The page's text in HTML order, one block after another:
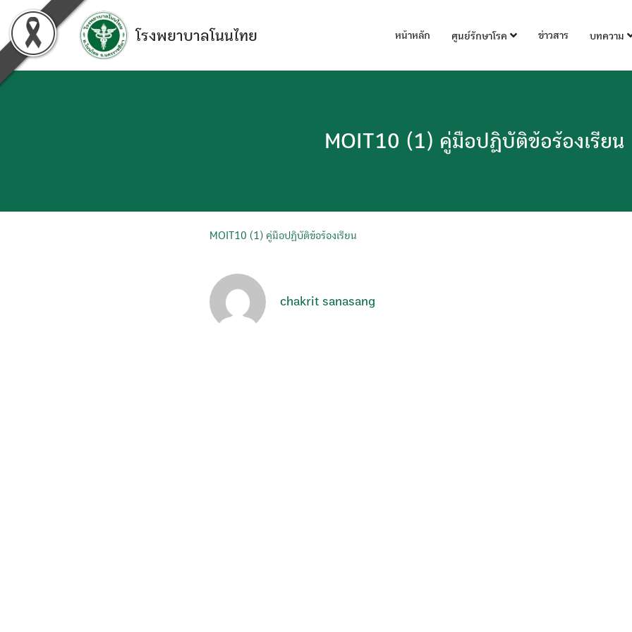
content
โรงพยาบาลโนนไทย หน้าหลัก ศูนย์รักษาโรค ข่าวสาร บทความ
MOIT10 (1) คู่มือปฏิบัติข้อร้องเรียน
MOIT10 (1) คู่มือปฏิบัติข้อร้องเรียน
chakrit sanasang